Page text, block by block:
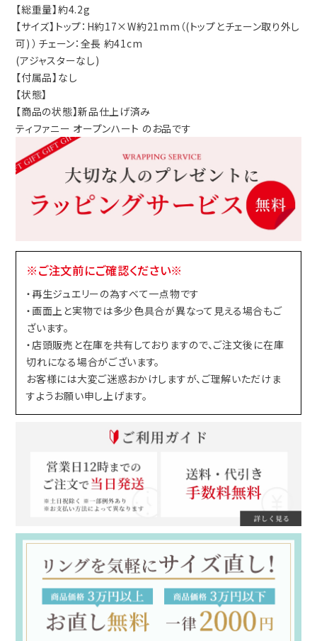
【総重量】約4.2g
【サイズ】トップ：H約17×W約21mm（(トップとチェーン取り外し
可) ）チェーン：全長 約41cm
(アジャスターなし)
【付属品】なし
【状態】
【商品の状態】新品仕上げ済み
ティファニー オープンハート のお品です
※ご注文前にご確認ください※
・再生ジュエリーの為すべて一点物です
・画面上と実物では多少色具合が異なって見える場合もご
ざいます。
・店頭販売と在庫を共有しておりますので、ご注文後に在庫
切れになる場合がございます。
お客様には大変ご迷惑おかけしますが、ご理解いただけま
すようお願い申し上げます。